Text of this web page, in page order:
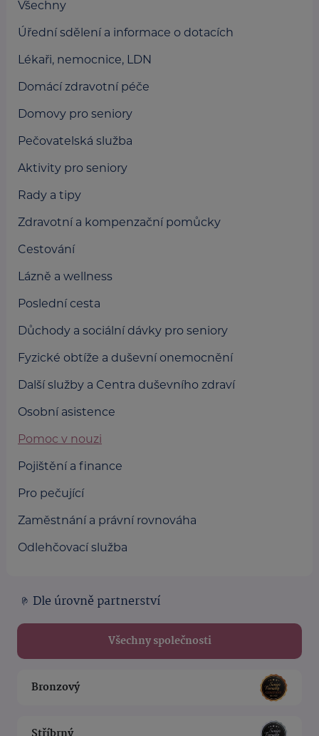
Všechny
Úřední sdělení a informace o dotacích
Lékaři, nemocnice, LDN
Domácí zdravotní péče
Domovy pro seniory
Pečovatelská služba
Aktivity pro seniory
Rady a tipy
Zdravotní a kompenzační pomůcky
Cestování
Lázně a wellness
Poslední cesta
Důchody a sociální dávky pro seniory
Fyzické obtíže a duševní onemocnění
Další služby a Centra duševního zdraví
Osobní asistence
Pomoc v nouzi
Pojištění a finance
Pro pečující
Zaměstnání a právní rovnováha
Odlehčovací služba
Dle úrovně partnerství
Všechny společnosti
Bronzový